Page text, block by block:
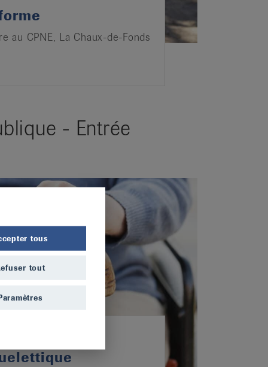
au CPNE, La Chaux-de-Fonds
- Entrée
tous
tout